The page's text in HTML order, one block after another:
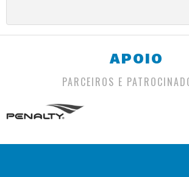
APOIO
PARCEIROS E